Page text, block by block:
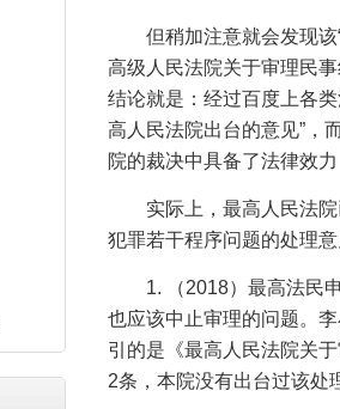
但稍加注意就会发现该
高级人民法院关于审理民
结论就是：经过百度上各
高人民法院出台的意见”，
院的裁决中具备了法律效
实际上，最高人民法
犯罪若干程序问题的处理意
1. （2018）最高法民申
也应该中止审理的问题。
引的是《最高人民法院关
2条，本院没有出台过该处